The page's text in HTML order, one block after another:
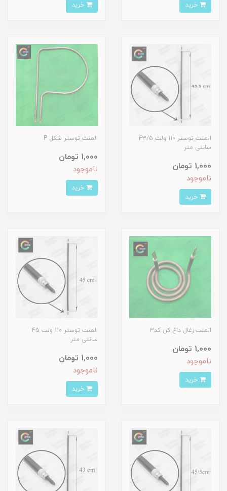
المنت توستر 110 ولت 43/5
سانتی متر
1,000 تومان
ناموجود
المنت توستر شکل P
1,000 تومان
ناموجود
المنت زغال داغ کن کد3
1,000 تومان
ناموجود
المنت توستر 110 ولت 45
سانتی متر
1,000 تومان
ناموجود